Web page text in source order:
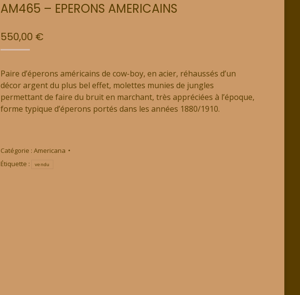
AM465 – EPERONS AMERICAINS
550,00 €
Paire d’éperons américains de cow-boy, en acier, réhaussés d’un
décor argent du plus bel effet, molettes munies de jungles
permettant de faire du bruit en marchant, très appréciées à l’époque,
forme typique d’éperons portés dans les années 1880/1910.
Catégorie : Americana
Étiquette :
vendu